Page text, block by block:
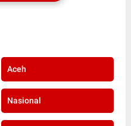
Aceh
Nasional